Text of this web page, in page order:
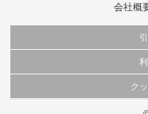
会社概
当サイトで公開されている情報（
これらの情報を権利者の許可なく
当サイトに掲載している内容はす
ク